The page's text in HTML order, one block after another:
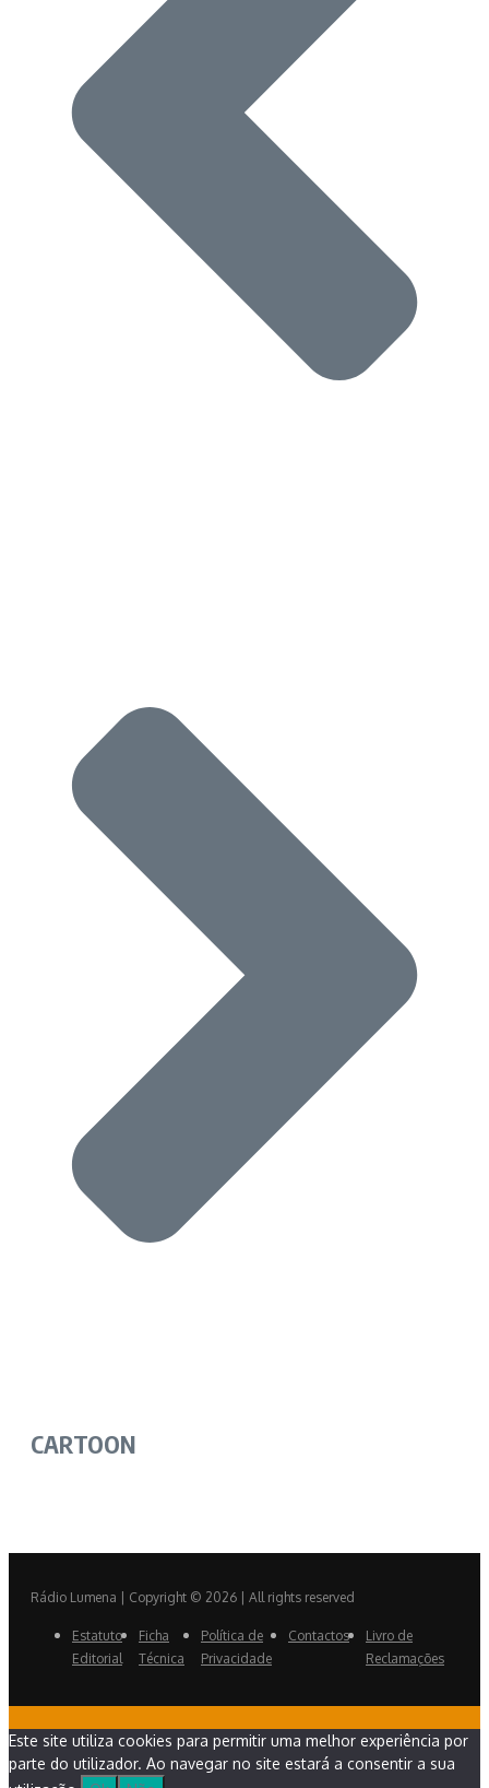
CARTOON
Rádio Lumena | Copyright © 2026 | All rights reserved
Estatuto
Editorial
Ficha
Técnica
Política de
Privacidade
Contactos
Livro de
Reclamações
Este site utiliza cookies para permitir uma melhor experiência por
parte do utilizador. Ao navegar no site estará a consentir a sua